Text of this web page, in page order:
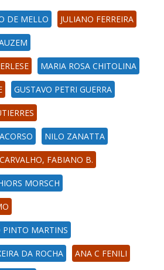
DE MELLO JULIANO FERREIRA
MARIA ROSA CHITOLINA
GUSTAVO PETRI GUERRA
NILO ZANATTA
CARVALHO, FABIANO B.
MORSCH
PINTO MARTINS
DA ROCHA ANA C FENILI